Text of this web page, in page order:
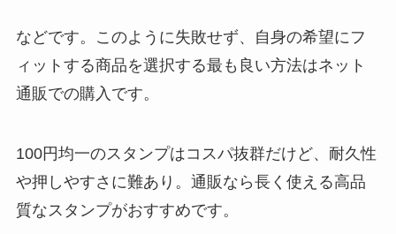
などです。このように失敗せず、自身の希望にフ
ィットする商品を選択する最も良い方法はネット
通販での購入です。
100円均一のスタンプはコスパ抜群だけど、耐久性
や押しやすさに難あり。通販なら長く使える高品
質なスタンプがおすすめです。